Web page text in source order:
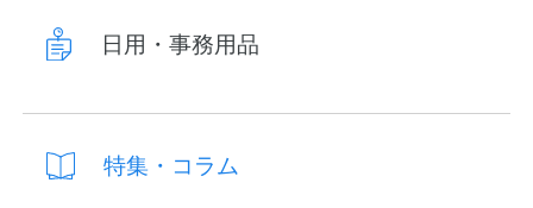
日用・事務用品
特集・コラム